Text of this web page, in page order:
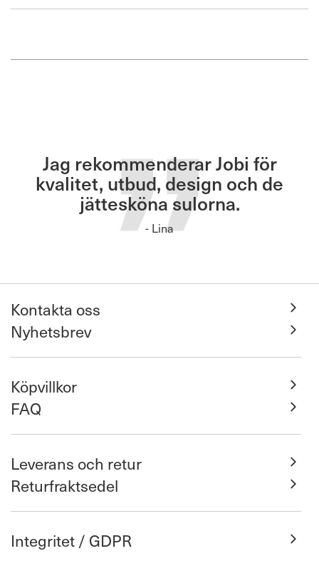
den
Jag rekommenderar Jobi för
kvalitet, utbud, design och de
jättesköna sulorna.
- Lina
Kontakta oss
Nyhetsbrev
Köpvillkor
FAQ
Leverans och retur
Returfraktsedel
Integritet / GDPR